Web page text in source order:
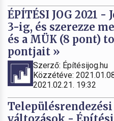
ÉPÍTÉSI JOG 2021
3-ig, és szerezze
és a MÜK (8 pont)
pontjait »
Szerző: Építésijog.hu
Közzétéve:
2021.02.21. 19:32